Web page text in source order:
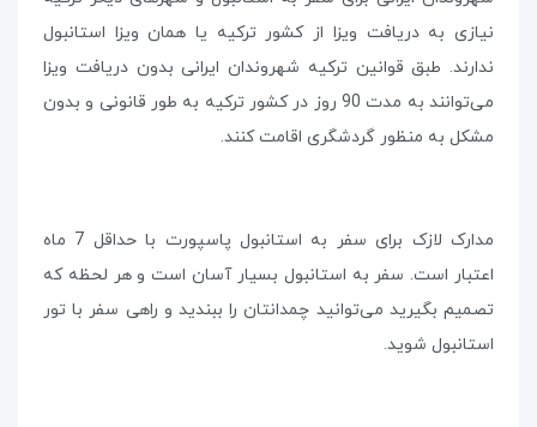
نیازی به دریافت ویزا از کشور ترکیه یا همان ویزا استانبول
ندارند. طبق قوانین ترکیه شهروندان ایرانی بدون دریافت ویزا
می‌توانند به مدت 90 روز در کشور ترکیه به طور قانونی و بدون
مشکل به منظور گردشگری اقامت کنند.
مدارک لازک برای سفر به استانبول پاسپورت با حداقل 7 ماه
اعتبار است. سفر به استانبول بسیار آسان است و هر لحظه که
تصمیم بگیرید می‌توانید چمدانتان را ببندید و راهی سفر با تور
استانبول شوید.